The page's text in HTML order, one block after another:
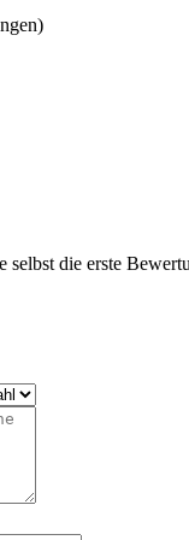
selbst die erste